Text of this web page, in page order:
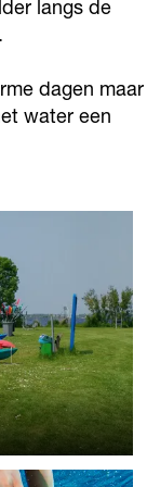
langs de
dagen maar
water een
op